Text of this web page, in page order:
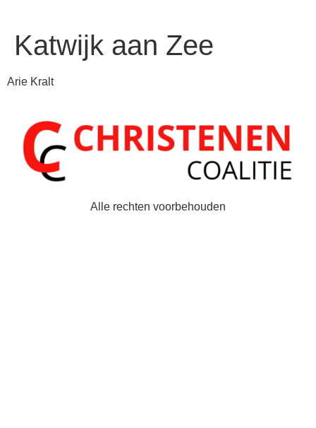
Katwijk aan Zee
Arie Kralt
Alle rechten voorbehouden